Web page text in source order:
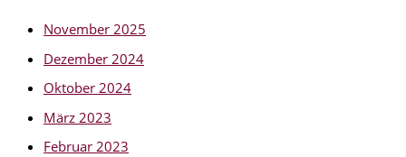
November 2025
Dezember 2024
Oktober 2024
März 2023
Februar 2023